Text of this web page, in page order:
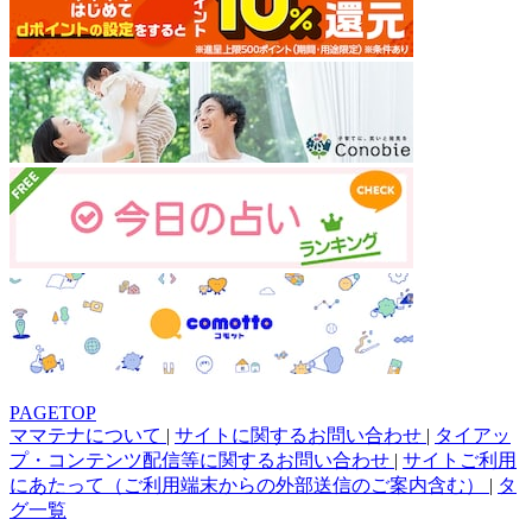
PAGETOP
ママテナについて | サイトに関するお問い合わせ | タイアッ
プ・コンテンツ配信等に関するお問い合わせ | サイトご利用
にあたって（ご利用端末からの外部送信のご案内含む） | タ
グ一覧